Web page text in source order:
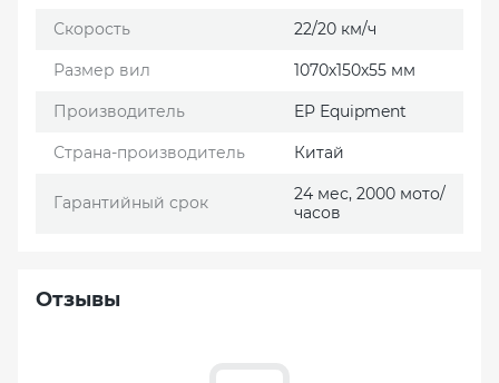
Скорость 22/20 км/ч
Размер вил 1070х150х55 мм
Производитель EP Еquipment
Страна-производитель Китай
Гарантийный срок
24 мес, 2000 мото/
часов
Отзывы